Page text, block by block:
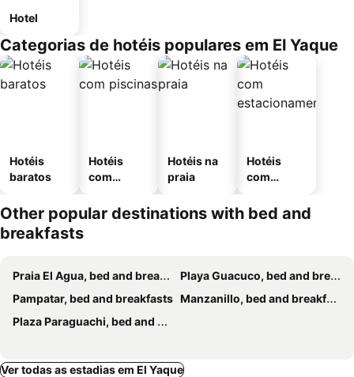
Hotel
Categorias de hotéis populares em El Yaque
Hotéis
baratos
Hotéis
com
Hotéis na
praia
Hotéis
com
mento
Other popular destinations with bed and
breakfasts
Praia El Agua, bed and breakfasts
Playa Guacuco, bed and breakfasts
Pampatar, bed and breakfasts Manzanillo, bed and breakfasts
Plaza Paraguachi, bed and breakfasts
Ver todas as estadias em El Yaque